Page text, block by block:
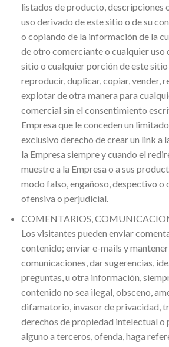
listados de producto, descripciones
uso derivado de este sitio o de su
o copiando de la información de la
de otro comerciante o cualquier uso
sitio o cualquier porción de este sitio
reproducir, duplicar, copiar, vender,
explotar de otra manera para
comercial sin el consentimiento
Empresa que le conceden un
exclusivo derecho de crear un link a
la Empresa siempre y cuando el
muestre a la Empresa o a sus
modo falso, engañoso, despectivo o
ofensiva o perjudicial.
COMENTARIOS,
Los visitantes pueden enviar
contenido; enviar e-mails y
comunicaciones, dar sugerencias,
preguntas, u otra información,
contenido no sea ilegal, obsceno,
difamatorio, invasor de privacidad,
derechos de propiedad intelectual o
alguno a terceros, ofenda, haga